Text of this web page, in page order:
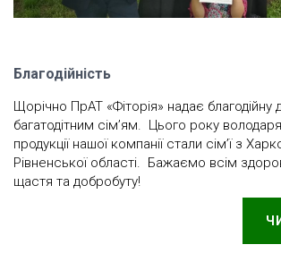
Благодійність
Щорічно ПрАТ «Фіторія» надає благодійну
багатодітним сім’ям. Цього року
продукції нашої компанії стали сім’ї з
Рівненської області. Бажаємо всім
щастя та добробуту!